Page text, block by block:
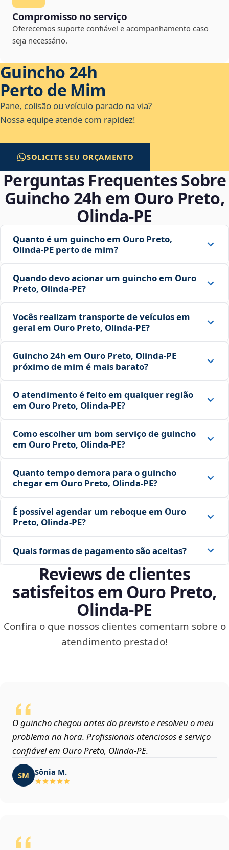
Compromisso no serviço
Oferecemos suporte confiável e acompanhamento caso
seja necessário.
Guincho 24h
Perto de Mim
Pane, colisão ou veículo parado na via?
Nossa equipe atende com rapidez!
SOLICITE SEU ORÇAMENTO
Perguntas Frequentes Sobre
Guincho 24h em Ouro Preto,
Olinda‑PE
Quanto é um guincho em Ouro Preto,
Olinda‑PE perto de mim?
Quando devo acionar um guincho em Ouro
Preto, Olinda‑PE?
Vocês realizam transporte de veículos em
geral em Ouro Preto, Olinda‑PE?
Guincho 24h em Ouro Preto, Olinda‑PE
próximo de mim é mais barato?
O atendimento é feito em qualquer região
em Ouro Preto, Olinda‑PE?
Como escolher um bom serviço de guincho
em Ouro Preto, Olinda‑PE?
Quanto tempo demora para o guincho
chegar em Ouro Preto, Olinda‑PE?
É possível agendar um reboque em Ouro
Preto, Olinda‑PE?
Quais formas de pagamento são aceitas?
Reviews de clientes
satisfeitos em Ouro Preto,
Olinda‑PE
Confira o que nossos clientes comentam sobre o
atendimento prestado!
O guincho chegou antes do previsto e resolveu o meu
problema na hora. Profissionais atenciosos e serviço
confiável em Ouro Preto, Olinda‑PE.
SM Sônia M.